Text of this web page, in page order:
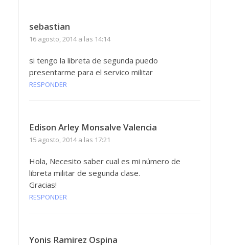
sebastian
16 agosto, 2014 a las 14:14
si tengo la libreta de segunda puedo
presentarme para el servico militar
RESPONDER
Edison Arley Monsalve Valencia
15 agosto, 2014 a las 17:21
Hola, Necesito saber cual es mi número de
libreta militar de segunda clase.
Gracias!
RESPONDER
Yonis Ramirez Ospina